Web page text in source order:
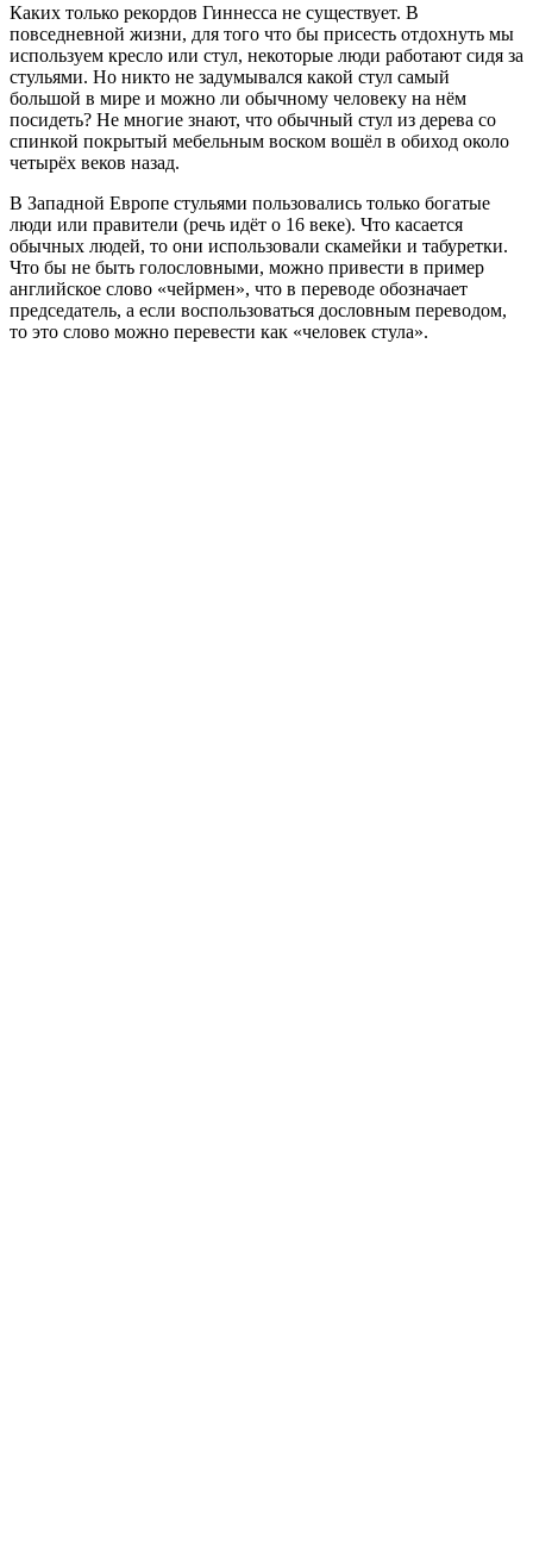
Каких только рекордов Гиннесса не существует. В
повседневной жизни, для того что бы присесть отдохнуть мы
используем кресло или стул, некоторые люди работают сидя за
стульями. Но никто не задумывался какой стул самый
большой в мире и можно ли обычному человеку на нём
посидеть? Не многие знают, что обычный стул из дерева со
спинкой покрытый мебельным воском вошёл в обиход около
четырёх веков назад.
В Западной Европе стульями пользовались только богатые
люди или правители (речь идёт о 16 веке). Что касается
обычных людей, то они использовали скамейки и табуретки.
Что бы не быть голословными, можно привести в пример
английское слово «чейрмен», что в переводе обозначает
председатель, а если воспользоваться дословным переводом,
то это слово можно перевести как «человек стула».